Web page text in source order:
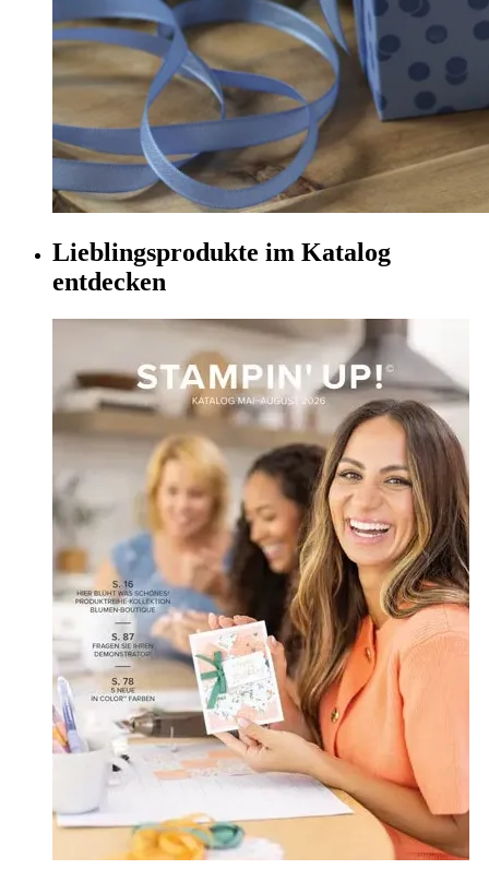
Lieblingsprodukte im Katalog
entdecken